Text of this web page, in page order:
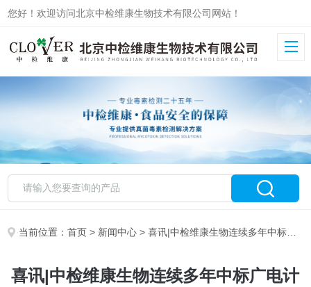
您好！欢迎访问北京中检维康生物技术有限公司网站！
当前位置：首页 > 新闻中心 > 喜讯|中检维康生物连续多年中标广电计量试剂耗材招标
喜讯|中检维康生物连续多年中标广电计